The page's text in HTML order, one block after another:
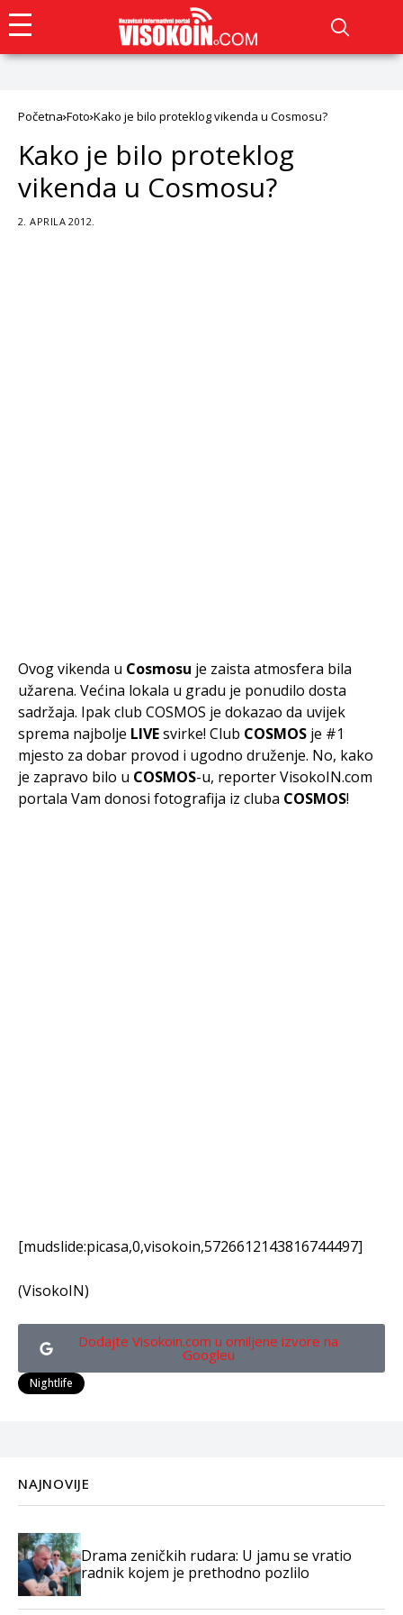
Početna Foto Kako je bilo proteklog vikenda u Cosmosu?
Kako je bilo proteklog
vikenda u Cosmosu?
2. APRILA 2012.
Ovog vikenda u Cosmosu je zaista atmosfera bila
užarena. Većina lokala u gradu je ponudilo dosta
sadržaja. Ipak club COSMOS je dokazao da uvijek
sprema najbolje LIVEsvirke! Club COSMOS je #1
mjesto za dobar provod i ugodno druženje. No, kako
je zapravo bilo u COSMOS-u, reporter VisokoIN.com
portala Vam donosi fotografija iz cluba COSMOS!
[mudslide:picasa,0,visokoin,5726612143816744497]
(VisokoIN)
Dodajte Visokoin.com u omiljene izvore na
Googleu
Nightlife
NAJNOVIJE
Drama zeničkih rudara: U jamu se vratio
radnik kojem je prethodno pozlilo